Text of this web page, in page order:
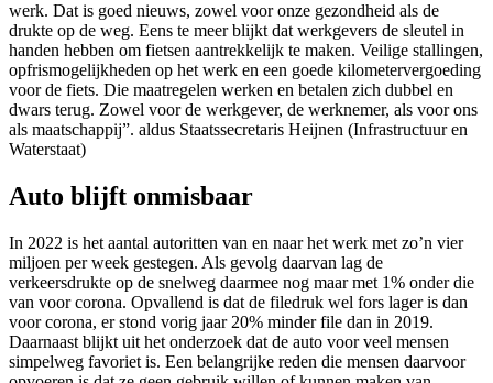
werk. Dat is goed nieuws, zowel voor onze gezondheid als de
drukte op de weg. Eens te meer blijkt dat werkgevers de sleutel in
handen hebben om fietsen aantrekkelijk te maken. Veilige stallingen,
opfrismogelijkheden op het werk en een goede kilometervergoeding
voor de fiets. Die maatregelen werken en betalen zich dubbel en
dwars terug. Zowel voor de werkgever, de werknemer, als voor ons
als maatschappij”. aldus Staatssecretaris Heijnen (Infrastructuur en
Waterstaat)
Auto blijft onmisbaar
In 2022 is het aantal autoritten van en naar het werk met zo’n vier
miljoen per week gestegen. Als gevolg daarvan lag de
verkeersdrukte op de snelweg daarmee nog maar met 1% onder die
van voor corona. Opvallend is dat de filedruk wel fors lager is dan
voor corona, er stond vorig jaar 20% minder file dan in 2019.
Daarnaast blijkt uit het onderzoek dat de auto voor veel mensen
simpelweg favoriet is. Een belangrijke reden die mensen daarvoor